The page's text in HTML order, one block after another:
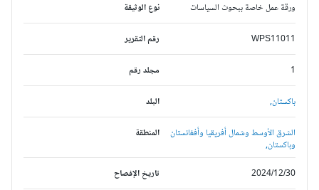
نوع الوثيقة ورقة عمل خاصة ببحوث السياسات
رقم التقرير WPS11011
مجلد رقم
البلد باكستان,
المنطقة
الشرق الأوسط وشمال أفريقيا وأفغانستان
وباكستان,
تاريخ الإفصاح
2024/12/30